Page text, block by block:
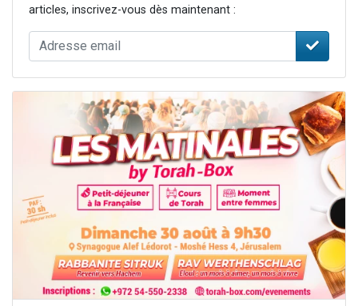
articles, inscrivez-vous dès maintenant :